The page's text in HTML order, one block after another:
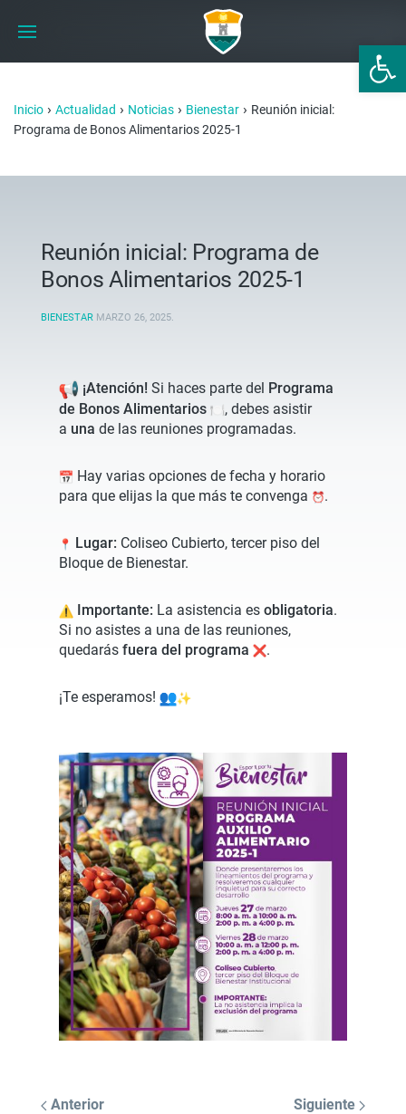
Abrir
Inicio › Actualidad › Noticias › Bienestar › Reunión inicial:
Programa de Bonos Alimentarios 2025-1
Reunión inicial: Programa de
Bonos Alimentarios 2025-1
BIENESTAR MARZO 26, 2025.
¡Atención! Si haces parte del Programa
de Bonos Alimentarios
, debes asistir
a una de las reuniones programadas.
Hay varias opciones de fecha y horario
para que elijas la que más te convenga
.
Lugar: Coliseo Cubierto, tercer piso del
Bloque de Bienestar.
Importante: La asistencia es obligatoria.
Si no asistes a una de las reuniones,
quedarás fuera del programa .
¡Te esperamos!
Anterior Siguiente